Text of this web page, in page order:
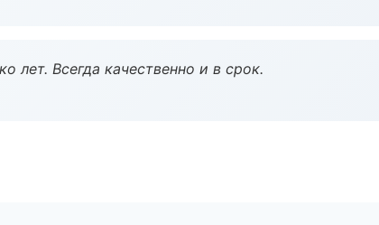
лет. Всегда качественно и в срок.